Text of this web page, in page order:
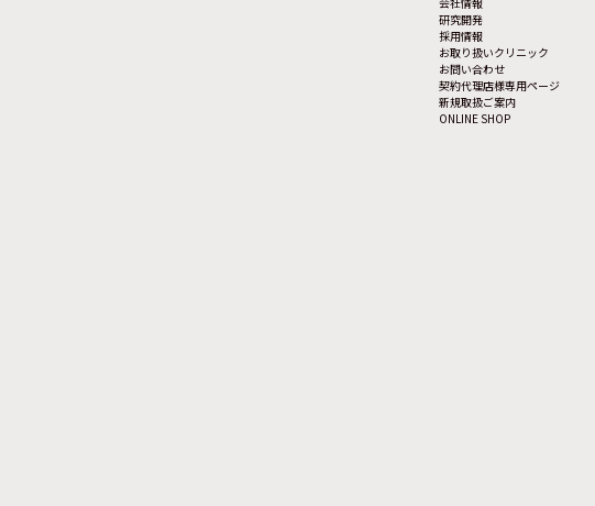
研究開発
採用情報
お取り扱いクリニック
お問い合わせ
契約代理店様専用ページ
新規取扱ご案内
ONLINE SHOP